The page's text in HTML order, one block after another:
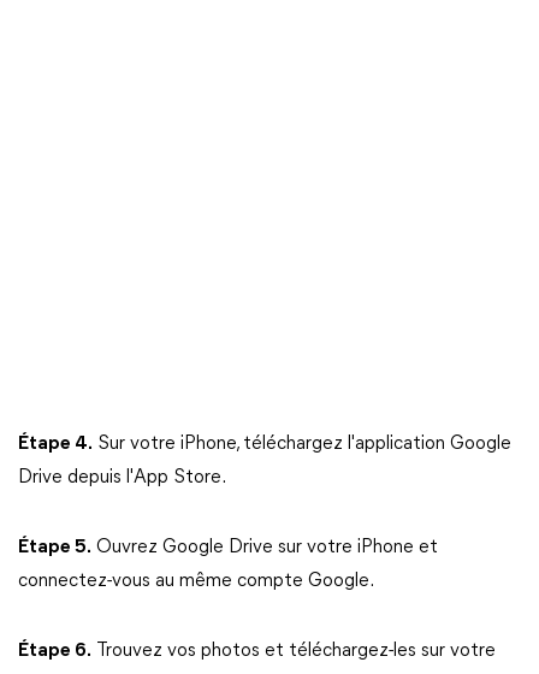
Étape 4. Sur votre iPhone, téléchargez l'application Google
Drive depuis l'App Store.
Étape 5. Ouvrez Google Drive sur votre iPhone et
connectez-vous au même compte Google.
Étape 6. Trouvez vos photos et téléchargez-les sur votre